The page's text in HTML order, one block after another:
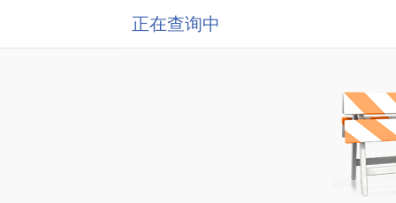
正在查询中